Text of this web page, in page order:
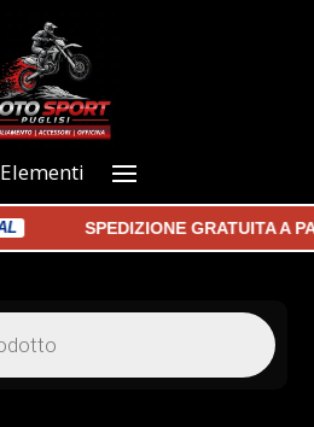
SPEDIZIONE GRATUITA A